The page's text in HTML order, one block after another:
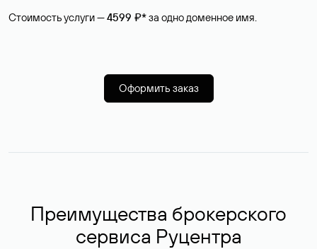
Стоимость услуги —4599 ₽*за одно доменное имя.
Оформить заказ
Преимущества брокерского
сервиса Руцентра